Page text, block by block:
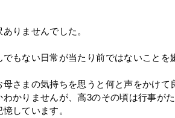
りませんでした。
もない日常が当たり前ではないことを
母さまの気持ちを思うと何と声をかけて
わかりませんが、高3のその頃は行事が
しています。